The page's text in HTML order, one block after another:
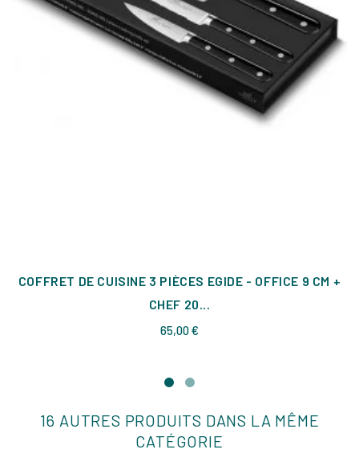
COFFRET DE CUISINE 3 PIÈCES EGIDE - OFFICE 9 CM +
CHEF 20...
65,00 €
16 AUTRES PRODUITS DANS LA MÊME
CATÉGORIE